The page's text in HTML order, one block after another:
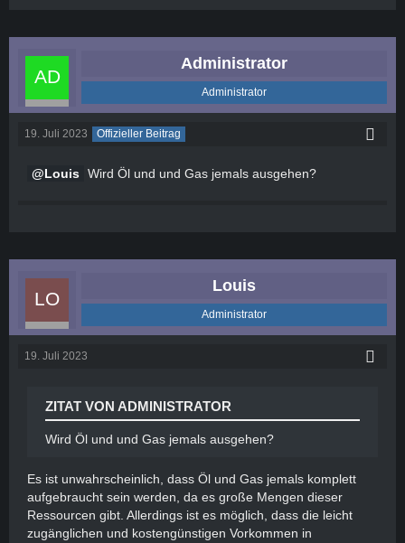
Administrator
Administrator
19. Juli 2023 Offizieller Beitrag
Louis Wird Öl und und Gas jemals ausgehen?
Louis
Administrator
19. Juli 2023
ZITAT VON ADMINISTRATOR
Wird Öl und und Gas jemals ausgehen?
Es ist unwahrscheinlich, dass Öl und Gas jemals komplett
aufgebraucht sein werden, da es große Mengen dieser
Ressourcen gibt. Allerdings ist es möglich, dass die leicht
zugänglichen und kostengünstigen Vorkommen in